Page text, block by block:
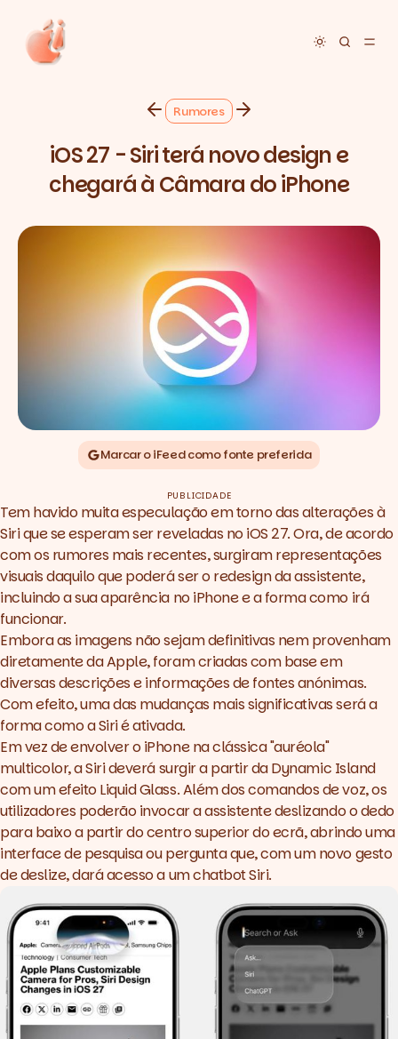
Toggle
Rumores
iOS 27 - Siri terá novo design e
chegará à Câmara do iPhone
Marcar o iFeed como fonte preferida
PUBLICIDADE
Tem havido muita especulação em torno das alterações à
Siri que se esperam ser reveladas no iOS 27. Ora, de acordo
com os rumores mais recentes, surgiram representações
visuais daquilo que poderá ser oredesignda assistente,
incluindo a sua aparência no iPhone e a forma como irá
funcionar.
Embora as imagens não sejam definitivas nem provenham
diretamente da Apple, foram criadas com base em
diversas descrições e informações de fontes anónimas.
Com efeito, uma das mudanças mais significativas será a
forma como a Siri é ativada.
Em vez de envolver o iPhone na clássica "auréola"
multicolor, a Siri deverá surgir a partir daDynamic Island
com um efeito Liquid Glass. Além dos comandos de voz, os
utilizadores poderão invocar a assistente deslizando o dedo
para baixo a partir do centro superior do ecrã, abrindo uma
interface de pesquisa ou pergunta que, com um novo gesto
de deslize, dará acesso a umchatbotSiri.